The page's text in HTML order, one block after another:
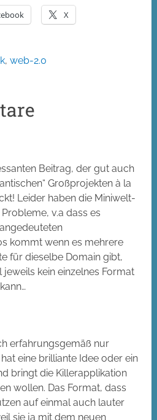
X
,web-2.0
Beitrag, der gut auch
Großprojekten à la
Leider haben die Miniwelt-
v.a dass es
kommt wenn es mehrere
für dieselbe Domain gibt,
kein einzelnes Format
erfahrungsgemäß nur
eine brilliante Idee oder ein
bringt die Killerapplikation
wollen. Das Format, dass
auf einmal auch lauter
sie ja mit dem neuen